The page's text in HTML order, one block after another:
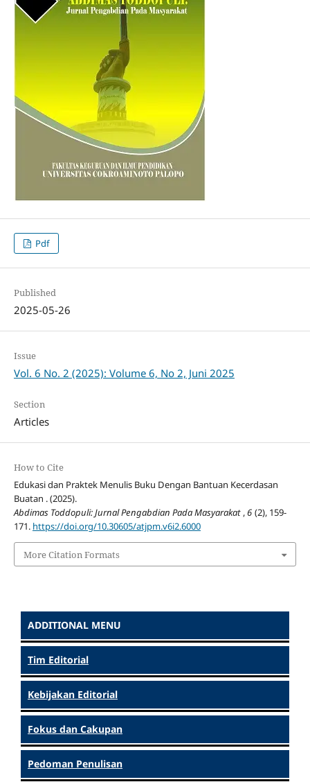
Pdf
Published
2025-05-26
Issue
Vol. 6 No. 2 (2025): Volume 6, No 2, Juni 2025
Section
Articles
How to Cite
Edukasi dan Praktek Menulis Buku Dengan Bantuan Kecerdasan
Buatan . (2025).
Abdimas Toddopuli: Jurnal Pengabdian Pada Masyarakat ,6 (2), 159-
171. https://doi.org/10.30605/atjpm.v6i2.6000
More Citation Formats
ADDITIONAL MENU
Tim Editorial
Kebijakan Editorial
Fokus dan Cakupan
Pedoman Penulisan